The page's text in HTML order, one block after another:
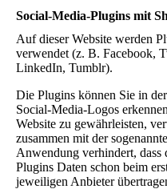
Social-Media-Plugins mit
Auf dieser Website werden
verwendet (z. B. Facebook,
LinkedIn, Tumblr).
Die Plugins können Sie in
Social-Media-Logos
Website zu gewährleisten,
zusammen mit der
Anwendung verhindert, dass
Plugins Daten schon beim
jeweiligen Anbieter